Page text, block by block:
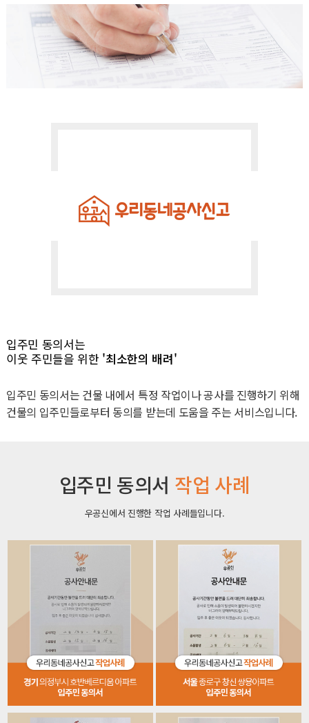
입주민 동의서는
이웃 주민들을 위한 '최소한의 배려'
입주민 동의서는 건물 내에서 특정 작업이나 공사를 진행하기 위해
건물의 입주민들로부터 동의를 받는데 도움을 주는 서비스입니다.
입주민 동의서 작업 사례
우공신에서 진행한 작업 사례들입니다.